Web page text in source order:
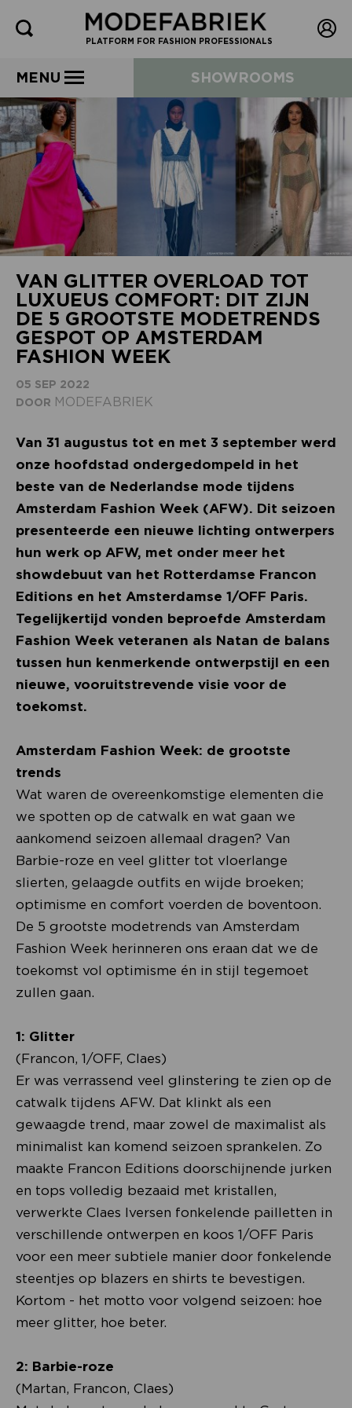
PLATFORM FOR FASHION PROFESSIONALS
MENU SHOWROOMS
VAN GLITTER OVERLOAD TOT
LUXUEUS COMFORT: DIT ZIJN
DE 5 GROOTSTE MODETRENDS
GESPOT OP AMSTERDAM
FASHION WEEK
05 SEP 2022
DOOR MODEFABRIEK
Van 31 augustus tot en met 3 september werd
onze hoofdstad ondergedompeld in het
beste van de Nederlandse mode tijdens
Amsterdam Fashion Week (AFW). Dit seizoen
presenteerde een nieuwe lichting ontwerpers
hun werk op AFW, met onder meer het
showdebuut van het Rotterdamse Francon
Editions en het Amsterdamse 1/OFF Paris.
Tegelijkertijd vonden beproefde Amsterdam
Fashion Week veteranen als Natan de balans
tussen hun kenmerkende ontwerpstijl en een
nieuwe, vooruitstrevende visie voor de
toekomst.
Amsterdam Fashion Week: de grootste
trends
Wat waren de overeenkomstige elementen die
we spotten op de catwalk en wat gaan we
aankomend seizoen allemaal dragen? Van
Barbie-roze en veel glitter tot vloerlange
slierten, gelaagde outfits en wijde broeken;
optimisme en comfort voerden de boventoon.
De 5 grootste modetrends van Amsterdam
Fashion Week herinneren ons eraan dat we de
toekomst vol optimisme én in stijl tegemoet
zullen gaan.
1: Glitter
(Francon, 1/OFF, Claes)
Er was verrassend veel glinstering te zien op de
catwalk tijdens AFW. Dat klinkt als een
gewaagde trend, maar zowel de maximalist als
minimalist kan komend seizoen sprankelen. Zo
maakte Francon Editions doorschijnende jurken
en tops volledig bezaaid met kristallen,
verwerkte Claes Iversen fonkelende pailletten in
verschillende ontwerpen en koos 1/OFF Paris
voor een meer subtiele manier door fonkelende
steentjes op blazers en shirts te bevestigen.
Kortom - het motto voor volgend seizoen: hoe
meer glitter, hoe beter.
2: Barbie-roze
(Martan, Francon, Claes)